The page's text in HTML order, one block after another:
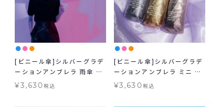
[ビニール傘]シルバーグラデ
ーションアンブレラ 雨傘 長
傘 Wpc.
¥3,630税込
[ビニール傘]シルバーグラデ
ーションアンブレラ ミニ 雨
傘 折りたたみ ギフト対象
¥3,630 税込